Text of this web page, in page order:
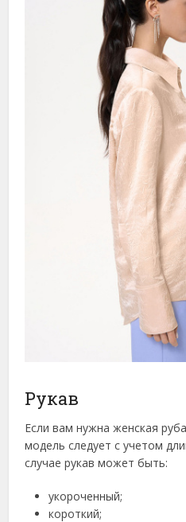
Рукав
Если вам нужна женская
модель следует с учетом
случае рукав может быть:
укороченный;
короткий;